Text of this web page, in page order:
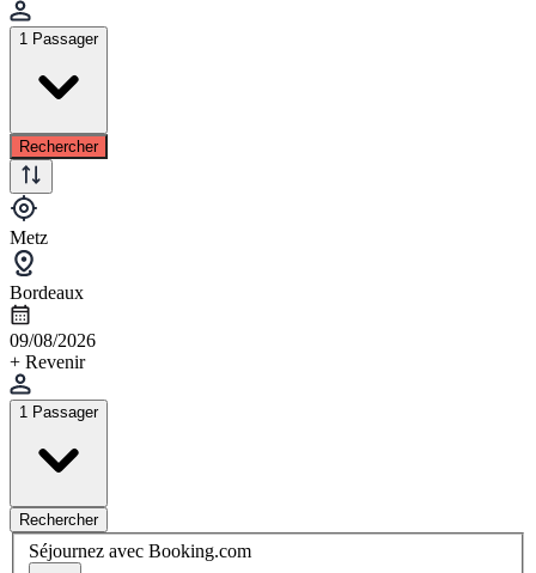
1 Passager
Rechercher
Metz
Bordeaux
09/08/2026
+ Revenir
1 Passager
Rechercher
Séjournez avec Booking.com